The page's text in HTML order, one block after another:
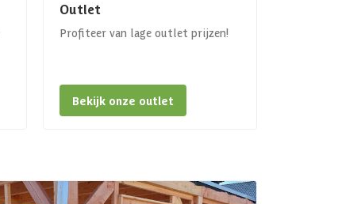
Outlet
Profiteer van lage outlet prijzen!
Bekijk onze outlet